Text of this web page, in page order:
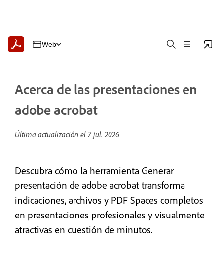
Web
Acerca de las presentaciones en
adobe acrobat
Última actualización el 7 jul. 2026
Descubra cómo la herramienta Generar
presentación de adobe acrobat transforma
indicaciones, archivos y PDF Spaces completos
en presentaciones profesionales y visualmente
atractivas en cuestión de minutos.